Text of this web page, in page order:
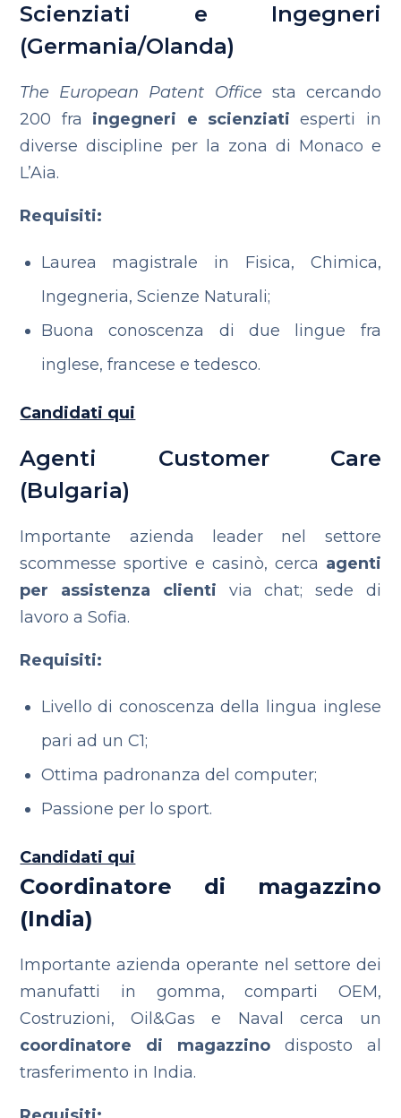
Scienziati e Ingegneri
(Germania/Olanda)
The European Patent Office sta cercando
200 fra ingegneri e scienziati esperti in
diverse discipline per la zona di Monaco e
L’Aia.
Requisiti:
Laurea magistrale in Fisica, Chimica,
Ingegneria, Scienze Naturali;
Buona conoscenza di due lingue fra
inglese, francese e tedesco.
Candidati qui
Agenti Customer Care
(Bulgaria)
Importante azienda leader nel settore
scommesse sportive e casinò, cerca agenti
per assistenza clienti via chat; sede di
lavoro a Sofia.
Requisiti:
Livello di conoscenza della lingua inglese
pari ad un C1;
Ottima padronanza del computer;
Passione per lo sport.
Candidati qui
Coordinatore di magazzino
(India)
Importante azienda operante nel settore dei
manufatti in gomma, comparti OEM,
Costruzioni, Oil&Gas e Naval cerca un
coordinatore di magazzino disposto al
trasferimento in India.